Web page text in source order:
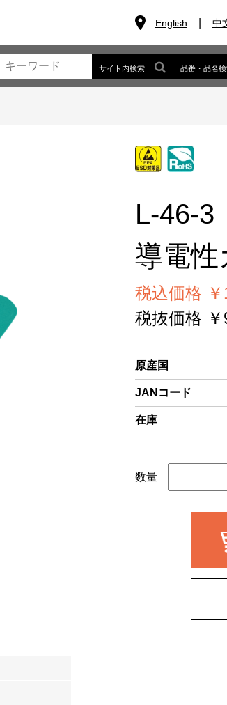
English 中
サイト内検索 品番・品名
L-46-3
導電性
税込価格
税抜価格 ￥
原産国
JANコード
在庫
数量